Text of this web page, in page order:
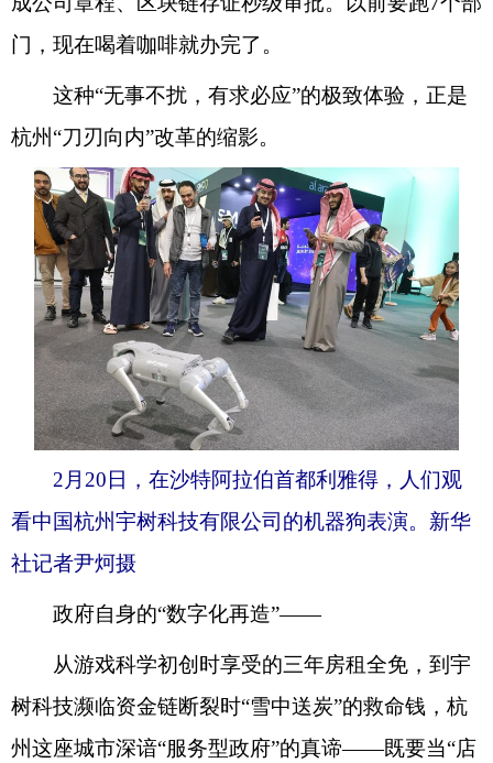
门，现在喝着咖啡就办完了。
这种“无事不扰，有求必应”的极致体验，正是
杭州“刀刃向内”改革的缩影。
2月20日，在沙特阿拉伯首都利雅得，人们观
看中国杭州宇树科技有限公司的机器狗表演。新华
社记者尹炣摄
政府自身的“数字化再造”——
从游戏科学初创时享受的三年房租全免，到宇
树科技濒临资金链断裂时“雪中送炭”的救命钱，杭
州这座城市深谙“服务型政府”的真谛——既要当“店